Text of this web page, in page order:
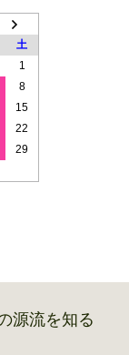
土
1
8
15
22
29
源流を知る